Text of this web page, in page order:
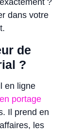
?
dans votre
de
?
en ligne
portage
Il prend en
les